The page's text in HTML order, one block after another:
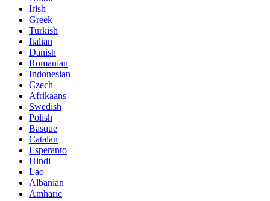
Irish
Greek
Turkish
Italian
Danish
Romanian
Indonesian
Czech
Afrikaans
Swedish
Polish
Basque
Catalan
Esperanto
Hindi
Lao
Albanian
Amharic